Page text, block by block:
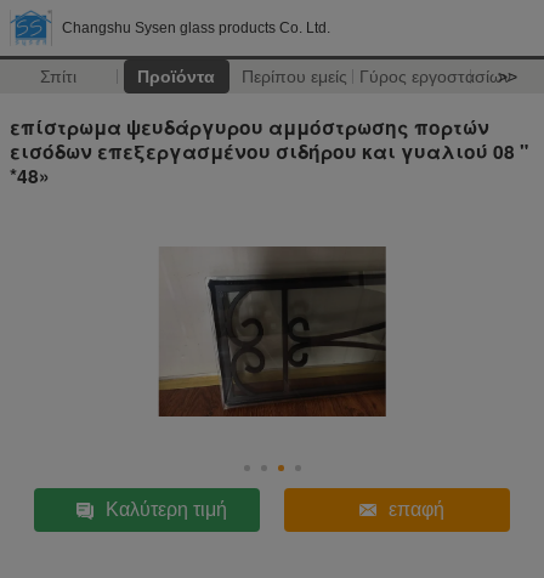
Changshu Sysen glass products Co. Ltd.
Σπίτι Προϊόντα Περίπου εμείς Γύρος εργοστασίων
>>
επίστρωμα ψευδάργυρου αμμόστρωσης πορτών
εισόδων επεξεργασμένου σιδήρου και γυαλιού 08 "
*48»
Καλύτερη τιμή επαφή